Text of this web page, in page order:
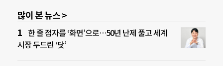
많이 본 뉴스 >
한 줄 점자를 ‘화면’으로…50년 난제 풀고 세계
시장 두드린 ‘닷’